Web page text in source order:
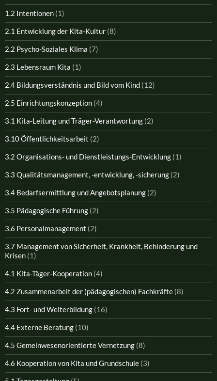
1.2 Intentionen (1)
2.1 Entwicklung der Kita-Kultur (8)
2.2 Psycho-Soziales Klima (7)
2.3 Lebensraum Kita (1)
2.4 Bildungsverständnis und Bild vom Kind (12)
2.5 Einrichtungskonzeption (4)
3.1 Kita-Leitung und Träger-Verantwortung (2)
3.10 Öffentlichkeitsarbeit (2)
3.2 Organisations- und Dienstleistungs-Entwicklung (1)
3.3 Qualitätsmanagement, -entwicklung, -sicherung (2)
3.4 Bedarfsermittlung und Angebotsplanung (2)
3.5 Pädagogische Führung (2)
3.6 Personalmanagement (2)
3.7 Management von Sicherheit, Krankheit, Behinderung und
Krisen (1)
4.1 Kita-Täger-Kooperation (4)
4.2 Zusammenarbeit der (pädagogischen) Fachkräfte (8)
4.3 Fort- und Weiterbildung (16)
4.4 Externe Beratung (10)
4.5 Gemeinwesenorientierte Vernetzung (8)
4.6 Kooperation von Kita und Grundschule (3)